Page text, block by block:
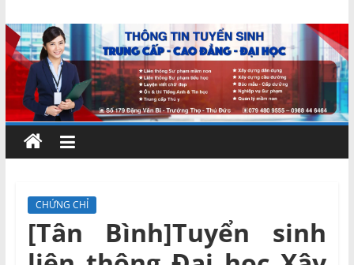
to
content
Chứng
chỉ
ngắn
hạn
–
MIENNAM
CHỨNG CHỈ
[Tân Bình]Tuyển sinh